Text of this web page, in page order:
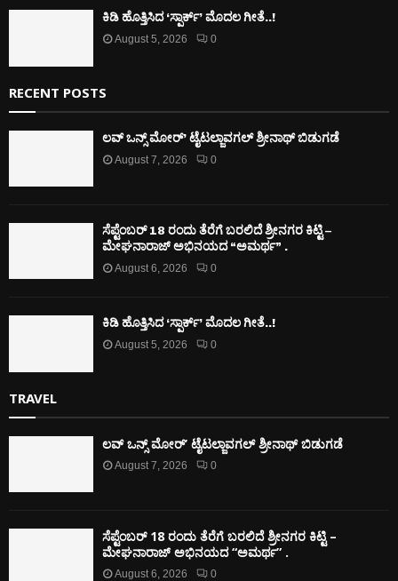
ಕಿಡಿ‌‌ ಹೊತ್ತಿಸಿದ ‘ಸ್ಪಾರ್ಕ್’ ಮೊದಲ‌ ಗೀತೆ..!
August 5, 2026 0
RECENT POSTS
ಲವ್ ಒನ್ಸ್ ಮೋರ್’ ಟೈಟಲ್ಜಾವಗಲ್ ಶ್ರೀನಾಥ್ ಬಿಡುಗಡೆ
August 7, 2026 0
ಸೆಪ್ಟೆಂಬರ್ 18 ರಂದು ತೆರೆಗೆ ಬರಲಿದೆ ಶ್ರೀನಗರ ಕಿಟ್ಟಿ –
ಮೇಘನಾರಾಜ್ ಅಭಿನಯದ “ಅಮರ್ಥ” .
August 6, 2026 0
ಕಿಡಿ‌‌ ಹೊತ್ತಿಸಿದ ‘ಸ್ಪಾರ್ಕ್’ ಮೊದಲ‌ ಗೀತೆ..!
August 5, 2026 0
TRAVEL
ಲವ್ ಒನ್ಸ್ ಮೋರ್’ ಟೈಟಲ್ಜಾವಗಲ್ ಶ್ರೀನಾಥ್ ಬಿಡುಗಡೆ
August 7, 2026 0
ಸೆಪ್ಟೆಂಬರ್ 18 ರಂದು ತೆರೆಗೆ ಬರಲಿದೆ ಶ್ರೀನಗರ ಕಿಟ್ಟಿ –
ಮೇಘನಾರಾಜ್ ಅಭಿನಯದ “ಅಮರ್ಥ” .
August 6, 2026 0